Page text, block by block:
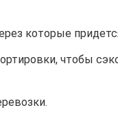
которые
чтобы